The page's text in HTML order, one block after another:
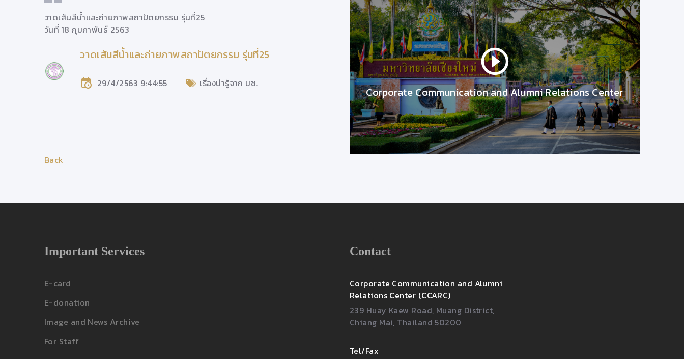
วาดเส้นสีน้ำและถ่ายภาพสถาปัตยกรรม รุ่นที่25
วันที่ 18 กุมภาพันธ์ 2563
วาดเส้นสีน้ำและถ่ายภาพสถาปัตยกรรม รุ่นที่25
29/4/2563 9:44:55 เรื่องน่ารู้จาก มช.
วาดเส้นสีน้ำและถ่ายภาพสถาปัตยกรรม รุ่นที่25
วันที่ 18 กุมภาพันธ์ 2563
วาดเส้นสีน้ำและถ่ายภาพสถาปัตยกรรม รุ่นที่25
29/4/2563 9:44:55 เรื่องน่ารู้จาก มช.
วาดเส้นสีน้ำและถ่ายภาพสถาปัตยกร
วันที่ 18 กุมภาพันธ์ 2563
วาดเส้นสีน้ำและถ่าย
29/4/2563 9:44:55
Corporate Communication and Alumni Relations Center
Back
Important Services
E-card
E-donation
Image and News Archive
For Staff
Contact
Corporate Communication and Alumni
Relations Center (CCARC)
239 Huay Kaew Road, Muang District,
Chiang Mai, Thailand 50200
Tel/Fax